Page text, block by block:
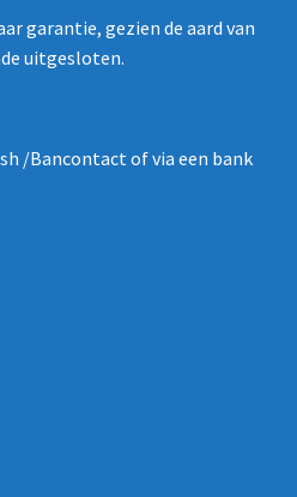
garantie, gezien de aard van
uitgesloten.
/Bancontact of via een bank